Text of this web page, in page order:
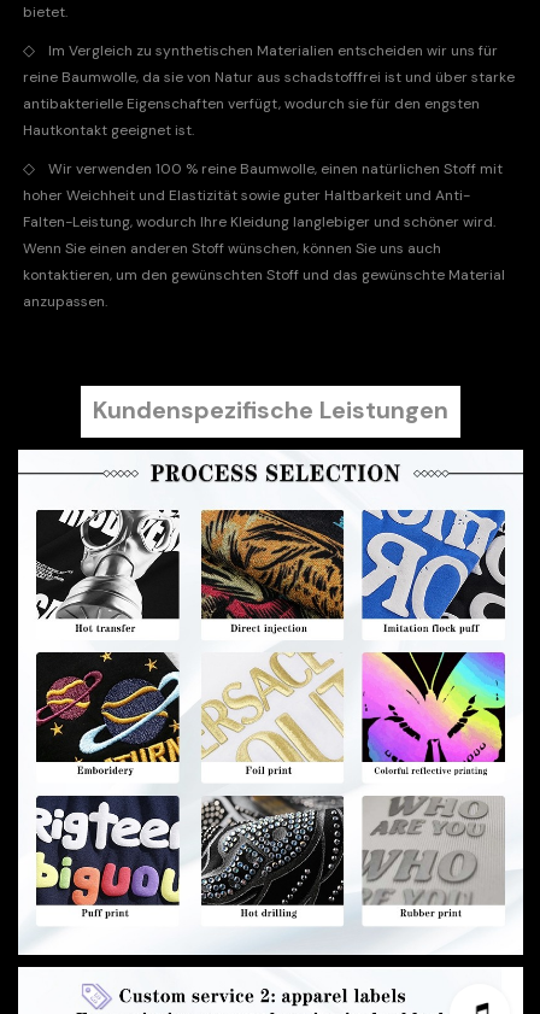
bietet.
◇
Im Vergleich zu synthetischen Materialien entscheiden wir uns für
reine Baumwolle, da sie von Natur aus schadstofffrei ist und über starke
antibakterielle Eigenschaften verfügt, wodurch sie für den engsten
Hautkontakt geeignet ist.
◇
Wir verwenden 100 % reine Baumwolle, einen natürlichen Stoff mit
hoher Weichheit und Elastizität sowie guter Haltbarkeit und Anti-
Falten-Leistung, wodurch Ihre Kleidung langlebiger und schöner wird.
Wenn Sie einen anderen Stoff wünschen, können Sie uns auch
kontaktieren, um den gewünschten Stoff und das gewünschte Material
anzupassen.
Kundenspezifische Leistungen